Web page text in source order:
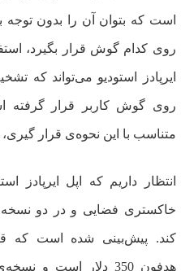
است که بتوان آن را بدون توجه
روی کدام گوش قرار بگیرد،
ایرپادز استودیو می‌تواند که
روی گوش کاربر قرار
متناسب با این نحوه‌ی قرار گیری،
انتظار داریم که اپل ایرپادز
خاکستری فضایی و در دو
کند. پیش‌بینی شده است که
هدفون 350 دلار است